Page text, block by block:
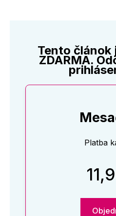
Z judikatúry vyberáme
Zaujímavé štatistiky -
Tento článok
ZDARMA.
Platba